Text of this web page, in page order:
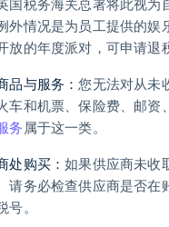
国税务海关总署将此视为
外情况是为员工提供的娱
放的年度派对，可申请退
品与服务：您无法对从未
车和机票、保险费、邮资
务 属于这一类。
处购买：如果供应商未收
请务必检查供应商是否在
。